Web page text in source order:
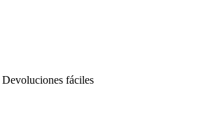
Devoluciones fáciles